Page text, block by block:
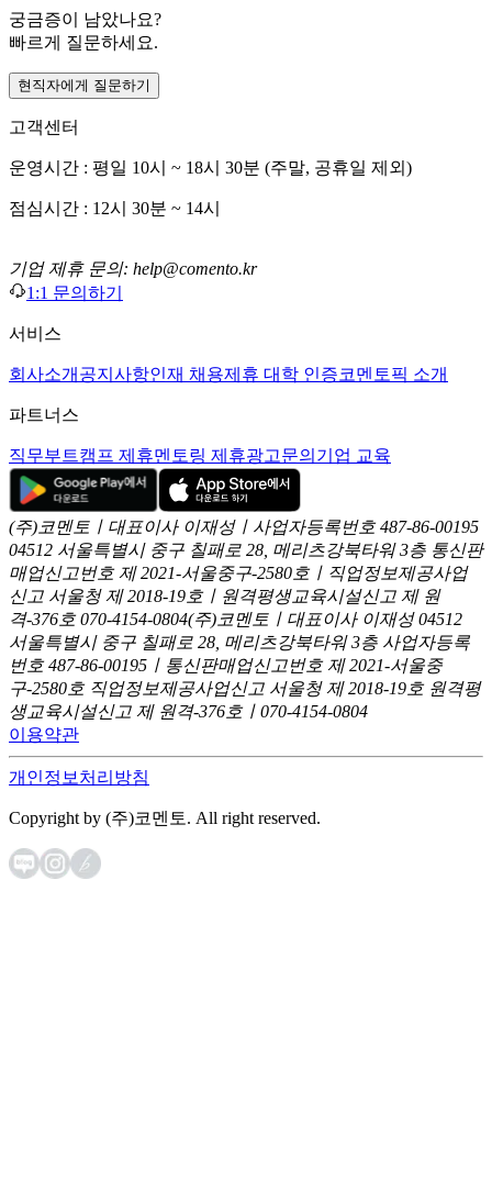
궁금증이 남았나요?
빠르게 질문하세요.
현직자에게 질문하기
고객센터
운영시간 : 평일 10시 ~ 18시 30분 (주말, 공휴일 제외)
점심시간 : 12시 30분 ~ 14시
기업 제휴 문의: help@comento.kr
1:1 문의하기
서비스
회사소개 공지사항인재 채용제휴 대학 인증코멘토픽 소개
파트너스
직무부트캠프 제휴멘토링 제휴광고문의 기업 교육
(주)코멘토ㅣ대표이사 이재성ㅣ사업자등록번호 487-86-00195
04512 서울특별시 중구 칠패로 28, 메리츠강북타워 3층 통신판
매업신고번호 제 2021-서울중구-2580호ㅣ직업정보제공사업
신고 서울청 제 2018-19호ㅣ원격평생교육시설신고 제 원
격-376호 070-4154-0804(주)코멘토ㅣ대표이사 이재성 04512
서울특별시 중구 칠패로 28, 메리츠강북타워 3층 사업자등록
번호 487-86-00195ㅣ통신판매업신고번호 제 2021-서울중
구-2580호 직업정보제공사업신고 서울청 제 2018-19호 원격평
생교육시설신고 제 원격-376호ㅣ070-4154-0804
이용약관
개인정보처리방침
Copyright by (주)코멘토. All right reserved.